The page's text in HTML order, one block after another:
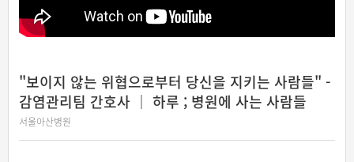
"보이지 않는 위협으로부터 당신을 지키는 사람들" -
감염관리팀 간호사 ｜ 하루 ; 병원에 사는 사람들
서울아산병원